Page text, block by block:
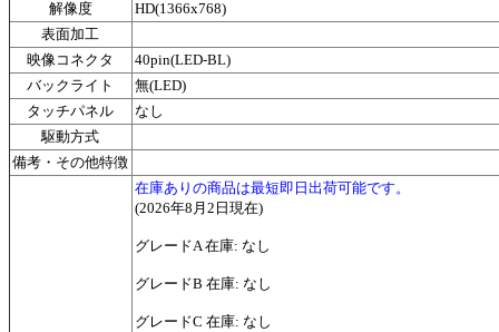
解像度
HD(1366x768)
表面加工
映像コネクタ
40pin(LED-BL)
バックライト
無(LED)
タッチパネル
なし
駆動方式
備考・その他特徴
在庫ありの商品は最短即日出荷可能です。
(2026年8月2日現在)
グレードA 在庫: なし
グレードB 在庫: なし
グレードC 在庫: なし